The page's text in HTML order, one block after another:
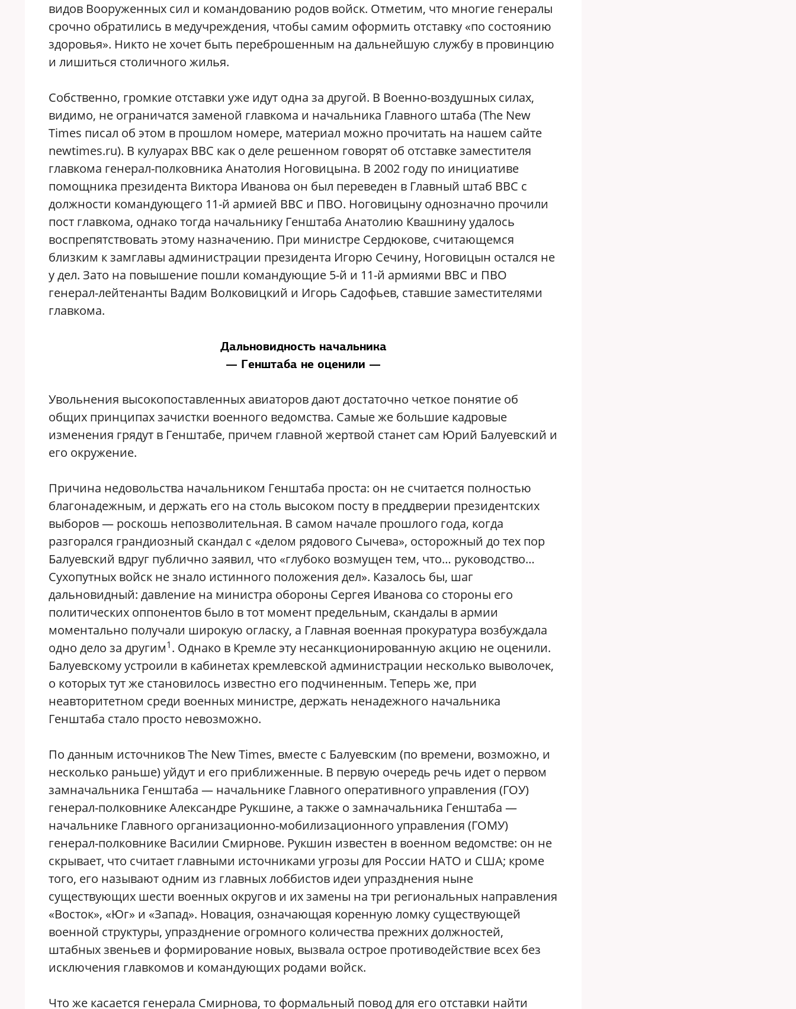
видов Вооруженных сил и командованию родов войск. Отметим, что многие генералы
срочно обратились в медучреждения, чтобы самим оформить отставку «по состоянию
здоровья». Никто не хочет быть переброшенным на дальнейшую службу в провинцию
и лишиться столичного жилья.
Собственно, громкие отставки уже идут одна за другой. В Военно-воздушных силах,
видимо, не ограничатся заменой главкома и начальника Главного штаба (The New
Times писал об этом в прошлом номере, материал можно прочитать на нашем сайте
newtimes.ru). В кулуарах ВВС как о деле решенном говорят об отставке заместителя
главкома генерал-полковника Анатолия Ноговицына. В 2002 году по инициативе
помощника президента Виктора Иванова он был переведен в Главный штаб ВВС с
должности командующего 11-й армией ВВС и ПВО. Ноговицыну однозначно прочили
пост главкома, однако тогда начальнику Генштаба Анатолию Квашнину удалось
воспрепятствовать этому назначению. При министре Сердюкове, считающемся
близким к замглавы администрации президента Игорю Сечину, Ноговицын остался не
у дел. Зато на повышение пошли командующие 5-й и 11-й армиями ВВС и ПВО
генерал-лейтенанты Вадим Волковицкий и Игорь Садофьев, ставшие заместителями
главкома.
Дальновидность начальника
— Генштаба не оценили —
Увольнения высокопоставленных авиаторов дают достаточно четкое понятие об
общих принципах зачистки военного ведомства. Самые же большие кадровые
изменения грядут в Генштабе, причем главной жертвой станет сам Юрий Балуевский и
его окружение.
Причина недовольства начальником Генштаба проста: он не считается полностью
благонадежным, и держать его на столь высоком посту в преддверии президентских
выборов — роскошь непозволительная. В самом начале прошлого года, когда
разгорался грандиозный скандал с «делом рядового Сычева», осторожный до тех пор
Балуевский вдруг публично заявил, что «глубоко возмущен тем, что… руководство…
Сухопутных войск не знало истинного положения дел». Казалось бы, шаг
дальновидный: давление на министра обороны Сергея Иванова со стороны его
политических оппонентов было в тот момент предельным, скандалы в армии
моментально получали широкую огласку, а Главная военная прокуратура возбуждала
одно дело за другим1 . Однако в Кремле эту несанкционированную акцию не оценили.
Балуевскому устроили в кабинетах кремлевской администрации несколько выволочек,
о которых тут же становилось известно его подчиненным. Теперь же, при
неавторитетном среди военных министре, держать ненадежного начальника
Генштаба стало просто невозможно.
По данным источников The New Times, вместе с Балуевским (по времени, возможно, и
несколько раньше) уйдут и его приближенные. В первую очередь речь идет о первом
замначальника Генштаба — начальнике Главного оперативного управления (ГОУ)
генерал-полковнике Александре Рукшине, а также о замначальника Генштаба —
начальнике Главного организационно-мобилизационного управления (ГОМУ)
генерал-полковнике Василии Смирнове. Рукшин известен в военном ведомстве: он не
скрывает, что считает главными источниками угрозы для России НАТО и США; кроме
того, его называют одним из главных лоббистов идеи упразднения ныне
существующих шести военных округов и их замены на три региональных направления
«Восток», «Юг» и «Запад». Новация, означающая коренную ломку существующей
военной структуры, упразднение огромного количества прежних должностей,
штабных звеньев и формирование новых, вызвала острое противодействие всех без
исключения главкомов и командующих родами войск.
Что же касается генерала Смирнова, то формальный повод для его отставки найти